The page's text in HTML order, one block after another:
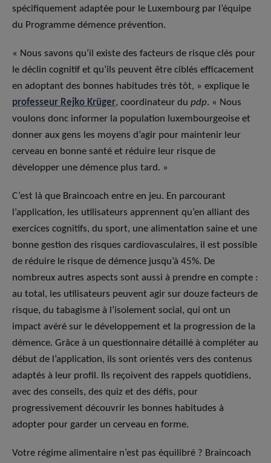
spécifiquement adaptée pour le Luxembourg par l’équipe
du Programme démence prévention.
« Nous savons qu’il existe des facteurs de risque clés pour
le déclin cognitif et qu’ils peuvent être ciblés efficacement
en adoptant des bonnes habitudes très tôt, » explique le
professeur Rejko Krüger, coordinateur du pdp. « Nous
voulons donc informer la population luxembourgeoise et
donner aux gens les moyens d’agir pour maintenir leur
cerveau en bonne santé et réduire leur risque de
développer une démence plus tard. »
C’est là que Braincoach entre en jeu. En parcourant
l’application, les utilisateurs apprennent qu’en alliant des
exercices cognitifs, du sport, une alimentation saine et une
bonne gestion des risques cardiovasculaires, il est possible
de réduire le risque de démence jusqu’à 45%. De
nombreux autres aspects sont aussi à prendre en compte :
au total, les utilisateurs peuvent agir sur douze facteurs de
risque, du tabagisme à l’isolement social, qui ont un
impact avéré sur le développement et la progression de la
démence. Grâce à un questionnaire détaillé à compléter au
début de l’application, ils sont orientés vers des contenus
adaptés à leur profil. Ils reçoivent des rappels quotidiens,
avec des conseils, des quiz et des défis, pour
progressivement découvrir les bonnes habitudes à
adopter pour garder un cerveau en forme.
Votre régime alimentaire n’est pas équilibré ? Braincoach